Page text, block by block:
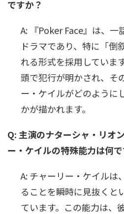
ですか？
A: 『Poker Face』は、一
ドラマであり、特に「倒
れる形式を採用していま
頭で犯行が明かされ、そ
ー・ケイルがどのように
かが描かれます。
Q: 主演のナターシャ・リオ
ー・ケイルの特殊能力は何で
A: チャーリー・ケイルは
ることを瞬時に見抜くと
ています。この能力は、